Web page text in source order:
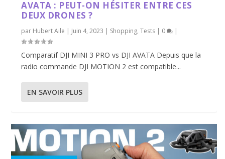
AVATA : PEUT-ON HÉSITER ENTRE CES
DEUX DRONES ?
par Hubert Aile | Juin 4, 2023 | Shopping,Tests | 0 |
Comparatif DJI MINI 3 PRO vs DJI AVATA Depuis que la
radio commande DJI MOTION 2 est compatible...
EN SAVOIR PLUS